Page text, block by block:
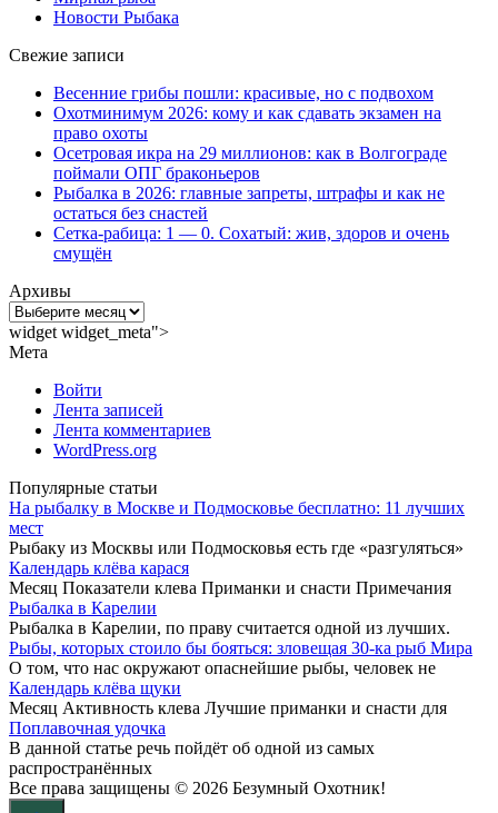
Новости Рыбака
Свежие записи
Весенние грибы пошли: красивые, но с подвохом
Охотминимум 2026: кому и как сдавать экзамен на
право охоты
Осетровая икра на 29 миллионов: как в Волгограде
поймали ОПГ браконьеров
Рыбалка в 2026: главные запреты, штрафы и как не
остаться без снастей
Сетка-рабица: 1 — 0. Сохатый: жив, здоров и очень
смущён
Архивы
Архивы
widget widget_meta">
Мета
Войти
Лента записей
Лента комментариев
WordPress.org
Популярные статьи
На рыбалку в Москве и Подмосковье бесплатно: 11 лучших
мест
Рыбаку из Москвы или Подмосковья есть где «разгуляться»
Календарь клёва карася
Месяц Показатели клева Приманки и снасти Примечания
Рыбалка в Карелии
Рыбалка в Карелии, по праву считается одной из лучших.
Рыбы, которых стоило бы бояться: зловещая 30-ка рыб Мира
О том, что нас окружают опаснейшие рыбы, человек не
Календарь клёва щуки
Месяц Активность клева Лучшие приманки и снасти для
Поплавочная удочка
В данной статье речь пойдёт об одной из самых
распространённых
Все права защищены © 2026 Безумный Охотник!